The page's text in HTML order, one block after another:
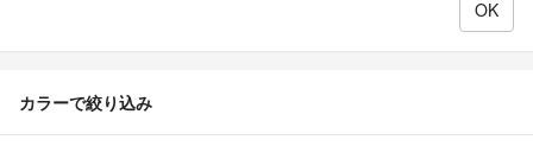
カラーで絞り込み